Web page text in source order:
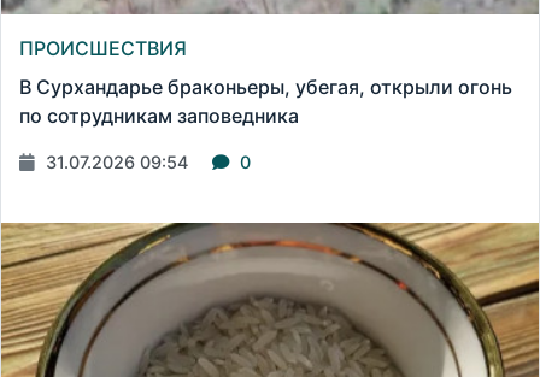
ПРОИСШЕСТВИЯ
В Сурхандарье браконьеры, убегая, открыли огонь
по сотрудникам заповедника
31.07.2026 09:54 0